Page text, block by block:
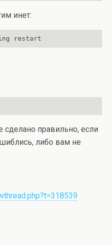
инет:
restart
сделано правильно, если
либо вам не